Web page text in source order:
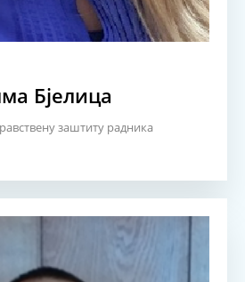
Бјелица
заштиту радника